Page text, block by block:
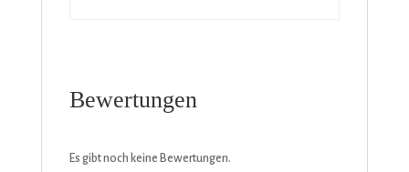
Bewertungen
Es gibt noch keine Bewertungen.